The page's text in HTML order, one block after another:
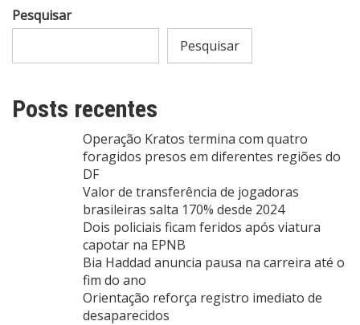
Pesquisar
Pesquisar
Posts recentes
Operação Kratos termina com quatro
foragidos presos em diferentes regiões do
DF
Valor de transferência de jogadoras
brasileiras salta 170% desde 2024
Dois policiais ficam feridos após viatura
capotar na EPNB
Bia Haddad anuncia pausa na carreira até o
fim do ano
Orientação reforça registro imediato de
desaparecidos